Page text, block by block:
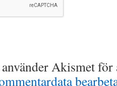
Akismet